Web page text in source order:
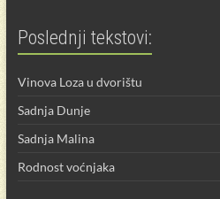
Poslednji tekstovi:
Vinova Loza u dvorištu
Sadnja Dunje
Sadnja Malina
Rodnost voćnjaka